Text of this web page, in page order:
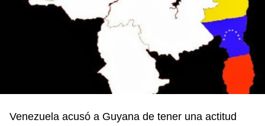
Venezuela acusó a Guyana de tener una actitud